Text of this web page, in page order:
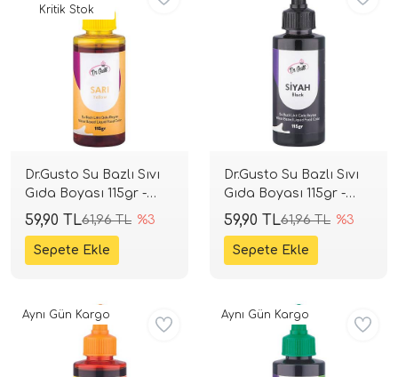
Dr.Gusto Su Bazlı Sıvı
Gıda Boyası 115gr -
Sarı
61,96 TL %3
59,90 TL
Kritik Stok
Dr.Gusto Su Bazlı Sıvı
Gıda Boyası 115gr -
Siyah
61,96 TL %3
59,90 TL
Aynı Gün Kargo Aynı Gün Kargo